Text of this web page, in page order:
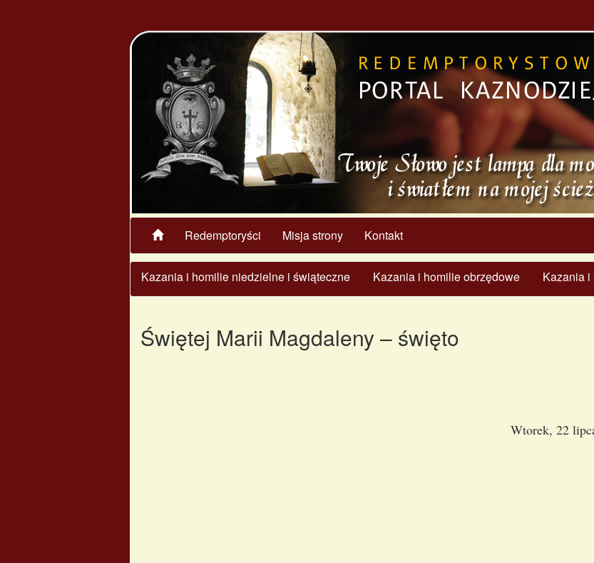
Redemptoryści Misja strony Kontakt
Kazania i homilie niedzielne i świąteczne Kazania i homilie obrzędowe Kazania
Świętej Marii Magdaleny – święto
Wtorek, 22